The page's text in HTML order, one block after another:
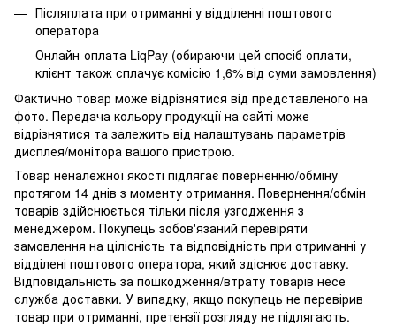
Післяплата при отриманні у відділенні поштового
оператора
Онлайн-оплата LiqPay (обираючи цей спосіб оплати,
клієнт також сплачує комісію 1,6% від суми замовлення)
Фактично товар може відрізнятися від представленого на
фото. Передача кольору продукції на сайті може
відрізнятися та залежить від налаштувань параметрів
дисплея/монітора вашого пристрою.
Товар неналежної якості підлягає поверненню/обміну
протягом 14 днів з моменту отримання. Повернення/обмін
товарів здійснюється тільки після узгодження з
менеджером. Покупець зобов'язаний перевіряти
замовлення на цілісність та відповідність при отриманні у
відділені поштового оператора, який здіснює доставку.
Відповідальність за пошкодження/втрату товарів несе
служба доставки. У випадку, якщо покупець не перевірив
товар при отриманні, претензії розгляду не підлягають.